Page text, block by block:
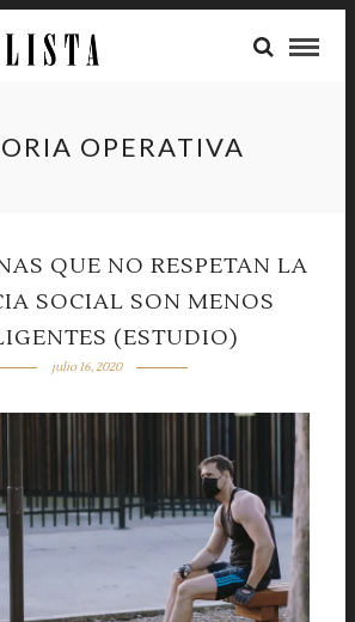
OPERATIVA
QUE NO RESPETAN LA
SOCIAL SON MENOS
(ESTUDIO)
julio 16, 2020